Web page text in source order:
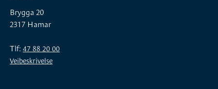
Brygga 20
2317 Hamar
Tlf:47 88 20 00
Veibeskrivelse